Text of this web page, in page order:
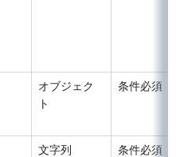
オブジェク
ト
条件必須
文字列 条件必須